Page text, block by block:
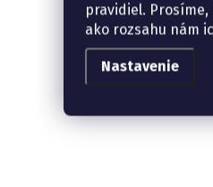
pravidiel.
ako rozsahu nám
Nastavenie